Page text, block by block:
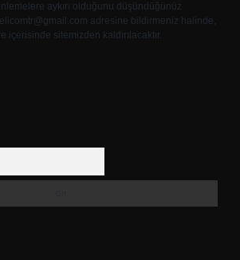
aykırı olduğunu düşündüğünüz
adresine bildirmeniz halinde,
içerisinde sitemizden kaldırılacaktır.